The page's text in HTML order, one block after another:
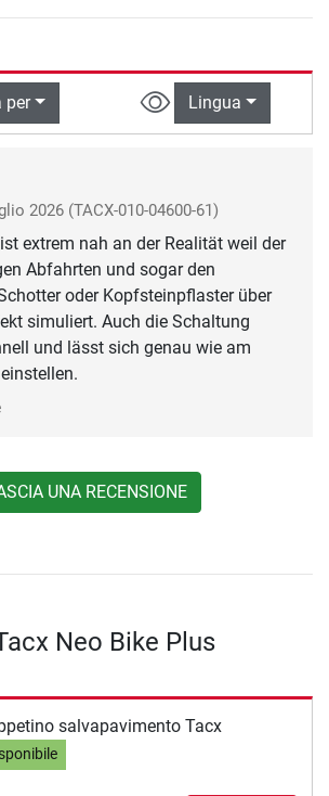
per Lingua
2026 (TACX-010-04600-61)
extrem nah an der Realität weil der
Abfahrten und sogar den
oder Kopfsteinpflaster über
simuliert. Auch die Schaltung
und lässt sich genau wie am
UNA RECENSIONE
Neo Bike Plus
salvapavimento Tacx